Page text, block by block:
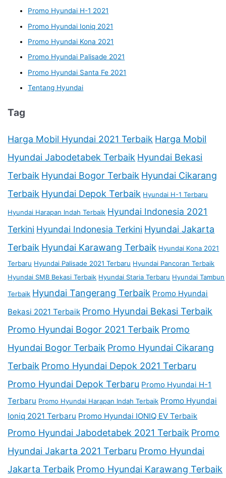
Promo Hyundai H-1 2021
Promo Hyundai Ioniq 2021
Promo Hyundai Kona 2021
Promo Hyundai Palisade 2021
Promo Hyundai Santa Fe 2021
Tentang Hyundai
Tag
Harga Mobil Hyundai 2021 Terbaik Harga Mobil
Hyundai Jabodetabek Terbaik Hyundai Bekasi
Terbaik Hyundai Bogor Terbaik Hyundai Cikarang
Terbaik Hyundai Depok Terbaik Hyundai H-1 Terbaru
Hyundai Harapan Indah Terbaik Hyundai Indonesia 2021
Terkini Hyundai Indonesia Terkini Hyundai Jakarta
Terbaik Hyundai Karawang Terbaik Hyundai Kona 2021
Terbaru Hyundai Palisade 2021 Terbaru Hyundai Pancoran Terbaik
Hyundai SMB Bekasi Terbaik Hyundai Staria Terbaru Hyundai Tambun
Terbaik Hyundai Tangerang Terbaik Promo Hyundai
Bekasi 2021 Terbaik Promo Hyundai Bekasi Terbaik
Promo Hyundai Bogor 2021 Terbaik Promo
Hyundai Bogor Terbaik Promo Hyundai Cikarang
Terbaik Promo Hyundai Depok 2021 Terbaru
Promo Hyundai Depok Terbaru Promo Hyundai H-1
Terbaru Promo Hyundai Harapan Indah Terbaik Promo Hyundai
Ioniq 2021 Terbaru Promo Hyundai IONIQ EV Terbaik
Promo Hyundai Jabodetabek 2021 Terbaik Promo
Hyundai Jakarta 2021 Terbaru Promo Hyundai
Jakarta Terbaik Promo Hyundai Karawang Terbaik